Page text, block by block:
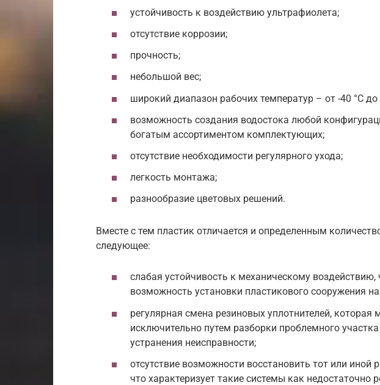
устойчивость к воздействию ультрафиолета;
отсутствие коррозии;
прочность;
небольшой вес;
широкий диапазон рабочих температур – от -40 °C до
возможность создания водостока любой
богатым ассортиментом комплектующих;
отсутствие необходимости регулярного ухода;
легкость монтажа;
разнообразие цветовых решений.
Вместе с тем пластик отличается и определенным
следующее:
слабая устойчивость к механическому воздействию,
возможность установки пластикового сооружения
регулярная смена резиновых уплотнителей, которая
исключительно путем разборки проблемного
устранения неисправности;
отсутствие возможности восстановить тот или иной
что характеризует такие системы как недостаточно